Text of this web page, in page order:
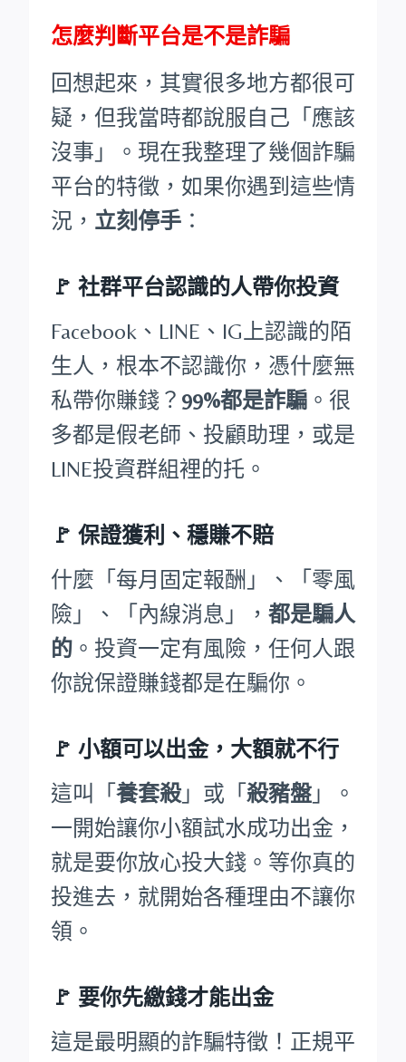
怎麼判斷平台是不是詐騙
回想起來，其實很多地方都很可
疑，但我當時都說服自己「應該
沒事」。現在我整理了幾個詐騙
平台的特徵，如果你遇到這些情
況， 立刻停手 ：
🚩 社群平台認識的人帶你投資
Facebook、LINE、IG上認識的陌
生人，根本不認識你，憑什麼無
私帶你賺錢？ 99%都是詐騙 。很
多都是假老師、投顧助理，或是
LINE投資群組裡的托。
🚩 保證獲利、穩賺不賠
什麼「每月固定報酬」、「零風
險」、「內線消息」， 都是騙人
的 。投資一定有風險，任何人跟
你說保證賺錢都是在騙你。
🚩 小額可以出金，大額就不行
這叫「 養套殺」或「 殺豬盤 」。
一開始讓你小額試水成功出金，
就是要你放心投大錢。等你真的
投進去，就開始各種理由不讓你
領。
🚩 要你先繳錢才能出金
這是最明顯的詐騙特徵！正規平